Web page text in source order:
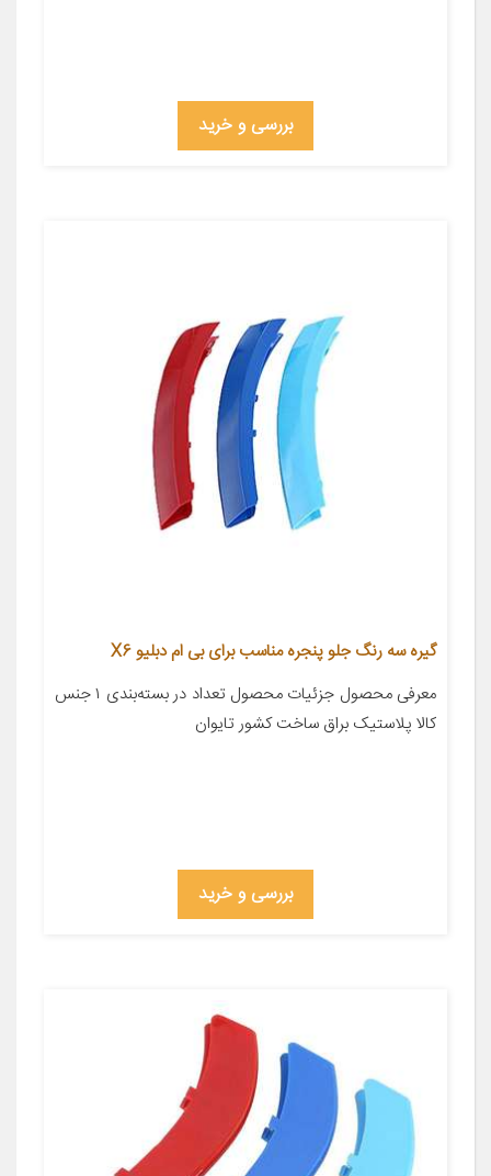
بررسی و خرید
گیره سه رنگ جلو پنجره مناسب برای بی ام دبلیو X6
معرفی محصول جزئیات محصول تعداد در بسته‌بندی ۱ جنس
کالا پلاستیک براق ساخت کشور تایوان
بررسی و خرید